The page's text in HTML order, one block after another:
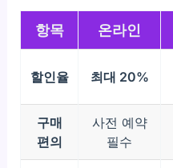
항목 온라인
할인율 최대 20%
구매
편의
사전 예약
필수